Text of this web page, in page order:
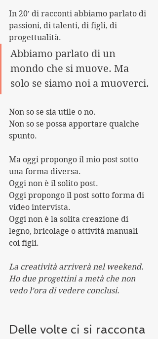
In 20’ di racconti abbiamo parlato di
passioni, di talenti, di figli, di
progettualità.
Abbiamo parlato di un
mondo che si muove. Ma
solo se siamo noi a muoverci.
Non so se sia utile o no.
Non so se possa apportare qualche
spunto.
Ma oggi propongo il mio post sotto
una forma diversa.
Oggi non è il solito post.
Oggi propongo il post sotto forma di
video intervista.
Oggi non è la solita creazione di
legno, bricolage o attività manuali
coi figli.
La creatività arriverà nel weekend.
Ho due progettini a metà che non
vedo l’ora di vedere conclusi.
Delle volte ci si racconta